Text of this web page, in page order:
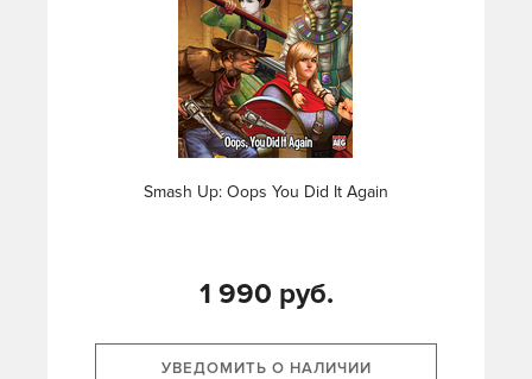
Smash Up: Oops You Did It Again
1 990 руб.
УВЕДОМИТЬ О НАЛИЧИИ